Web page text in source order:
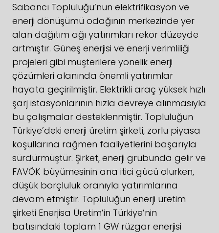
Sabancı Topluluğu’nun elektrifikasyon ve
enerji dönüşümü odağının merkezinde yer
alan dağıtım ağı yatırımları rekor düzeyde
artmıştır. Güneş enerjisi ve enerji verimliliği
projeleri gibi müşterilere yönelik enerji
çözümleri alanında önemli yatırımlar
hayata geçirilmiştir. Elektrikli araç yüksek hızlı
şarj istasyonlarının hızla devreye alınmasıyla
bu çalışmalar desteklenmiştir. Topluluğun
Türkiye’deki enerji üretim şirketi, zorlu piyasa
koşullarına rağmen faaliyetlerini başarıyla
sürdürmüştür. Şirket, enerji grubunda gelir ve
FAVÖK büyümesinin ana itici gücü olurken,
düşük borçluluk oranıyla yatırımlarına
devam etmiştir. Topluluğun enerji üretim
şirketi Enerjisa Üretim’in Türkiye’nin
batısındaki toplam 1 GW rüzgar enerjisi